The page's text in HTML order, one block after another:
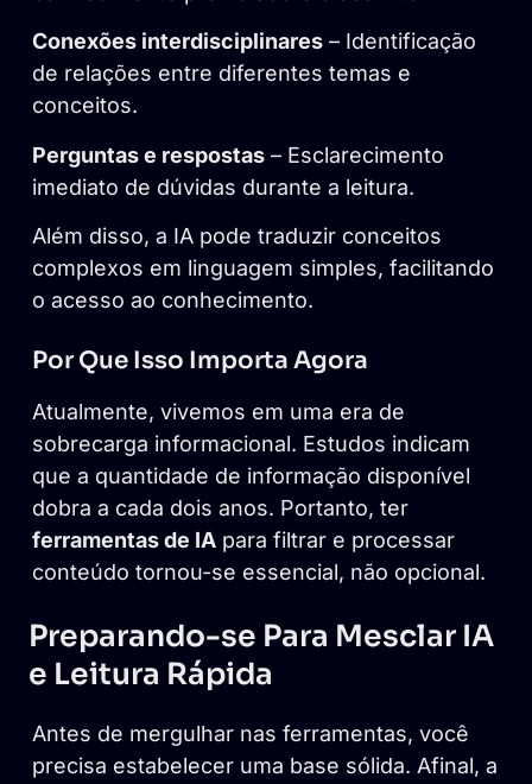
Conexões interdisciplinares – Identificação
de relações entre diferentes temas e
conceitos.
Perguntas e respostas – Esclarecimento
imediato de dúvidas durante a leitura.
Além disso, a IA pode traduzir conceitos
complexos em linguagem simples, facilitando
o acesso ao conhecimento.
Por Que Isso Importa Agora
Atualmente, vivemos em uma era de
sobrecarga informacional. Estudos indicam
que a quantidade de informação disponível
dobra a cada dois anos. Portanto, ter
ferramentas de IA para filtrar e processar
conteúdo tornou-se essencial, não opcional.
Preparando-se Para Mesclar IA
e Leitura Rápida
Antes de mergulhar nas ferramentas, você
precisa estabelecer uma base sólida. Afinal, a